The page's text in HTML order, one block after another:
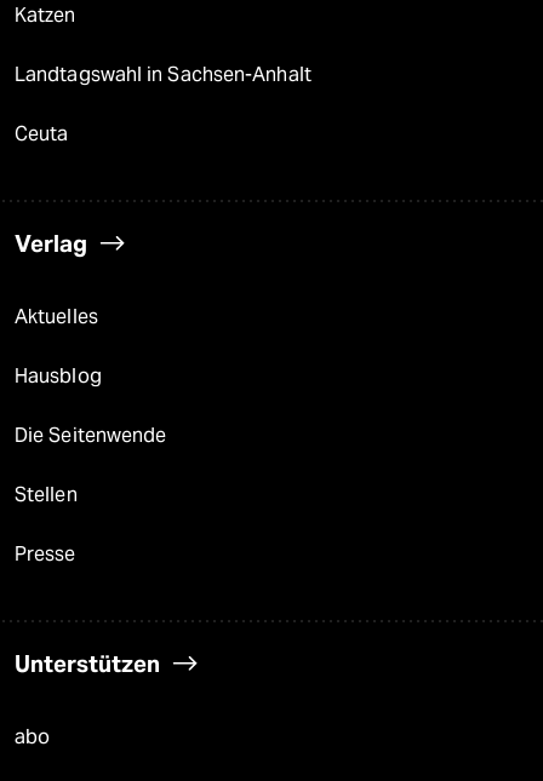
Katzen
Landtagswahl in Sachsen-Anhalt
Ceuta
Verlag
Aktuelles
Hausblog
Die Seitenwende
Stellen
Presse
Unterstützen
abo